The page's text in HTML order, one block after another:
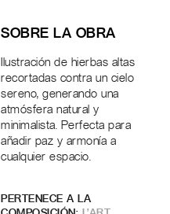
SOBRE LA OBRA
Ilustración de hierbas altas
recortadas contra un cielo
sereno, generando una
atmósfera natural y
minimalista. Perfecta para
añadir paz y armonía a
cualquier espacio.
PERTENECE A LA